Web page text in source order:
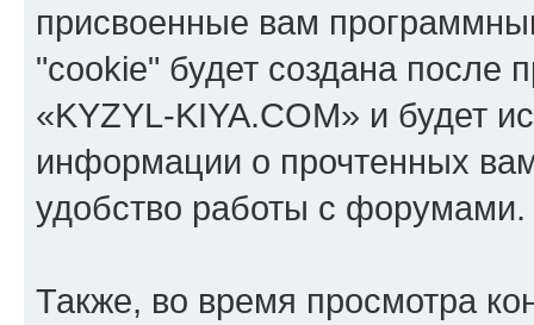
присвоенные вам
"cookie" будет создана после
«KYZYL-KIYA.COM» и будет
информации о прочтенных
удобство работы с форумами.
Также, во время просмотра